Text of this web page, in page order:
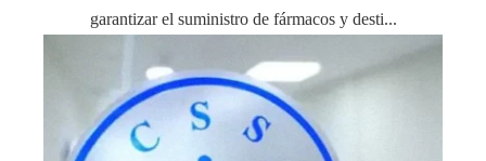
garantizar el suministro de fármacos y desti...